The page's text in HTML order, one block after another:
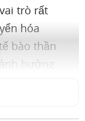
trò rất
hóa
bào thần
hưởng
các
ngày càng
mật